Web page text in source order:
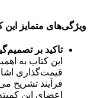
ویژگی‌های متمایز این
تاکید بر
این کتاب به
قیمت‌گذاری
فرآیند تشریح
اعضای این